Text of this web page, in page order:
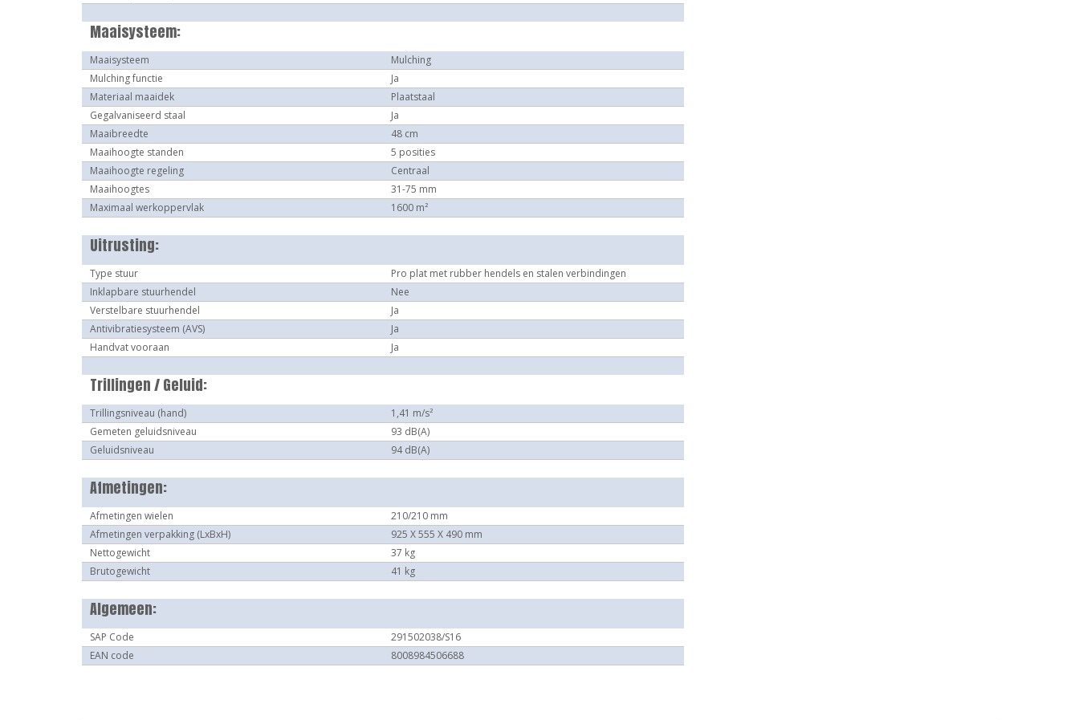
Maaisysteem:
Maaisysteem
Mulching
Mulching functie
Ja
Materiaal maaidek
Plaatstaal
Gegalvaniseerd staal
Ja
Maaibreedte
48 cm
Maaihoogte standen
5 posities
Maaihoogte regeling
Centraal
Maaihoogtes
31-75 mm
Maximaal werkoppervlak
1600 m²
Uitrusting:
Type stuur
Pro plat met rubber hendels en stalen verbindingen
Inklapbare stuurhendel
Nee
Verstelbare stuurhendel
Ja
Antivibratiesysteem (AVS)
Ja
Handvat vooraan
Ja
Trillingen / Geluid:
Trillingsniveau (hand)
1,41 m/s²
Gemeten geluidsniveau
93 dB(A)
Geluidsniveau
94 dB(A)
Afmetingen:
Afmetingen wielen
210/210 mm
Afmetingen verpakking (LxBxH)
925 X 555 X 490 mm
Nettogewicht
37 kg
Brutogewicht
41 kg
Algemeen:
SAP Code
291502038/S16
EAN code
8008984506688